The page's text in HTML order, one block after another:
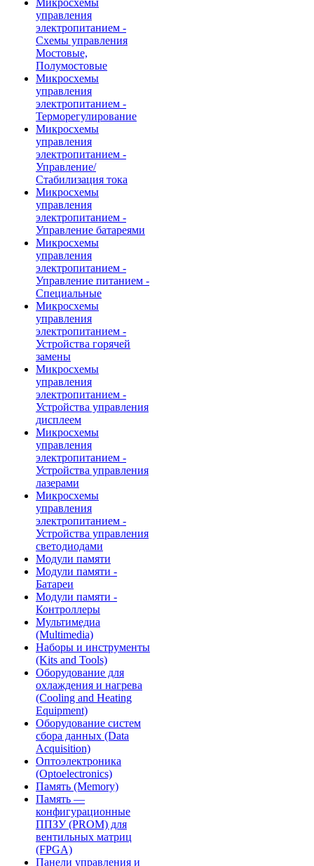
Микросхемы
управления
электропитанием -
Схемы управления
Мостовые,
Полумостовые
Микросхемы
управления
электропитанием -
Терморегулирование
Микросхемы
управления
электропитанием -
Управление/
Стабилизация тока
Микросхемы
управления
электропитанием -
Управление батареями
Микросхемы
управления
электропитанием -
Управление питанием -
Специальные
Микросхемы
управления
электропитанием -
Устройства горячей
замены
Микросхемы
управления
электропитанием -
Устройства управления
дисплеем
Микросхемы
управления
электропитанием -
Устройства управления
лазерами
Микросхемы
управления
электропитанием -
Устройства управления
светодиодами
Модули памяти
Модули памяти -
Батареи
Модули памяти -
Контроллеры
Мультимедиа
(Multimedia)
Наборы и инструменты
(Kits and Tools)
Оборудование для
охлаждения и нагрева
(Cooling and Heating
Equipment)
Оборудование систем
сбора данных (Data
Acquisition)
Оптоэлектроника
(Optoelectronics)
Память (Memory)
Память —
конфигурационные
ППЗУ (PROM) для
вентильных матриц
(FPGA)
Панели управления и